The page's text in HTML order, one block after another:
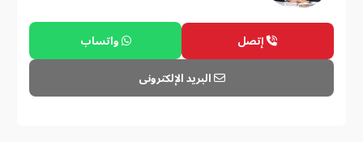
إتصل واتساب
البريد الإلكترونى